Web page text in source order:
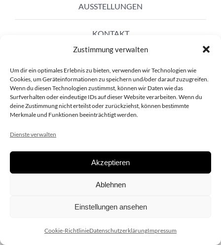
Zustimmung verwalten
Um dir ein optimales Erlebnis zu bieten, verwenden wir Technologien wie
Cookies, um Geräteinformationen zu speichern und/oder darauf zuzugreifen.
Wenn du diesen Technologien zustimmst, können wir Daten wie das
Surfverhalten oder eindeutige IDs auf dieser Website verarbeiten. Wenn du
deine Zustimmung nicht erteilst oder zurückziehst, können bestimmte
Merkmale und Funktionen beeinträchtigt werden.
Dienste verwalten
Akzeptieren
Ablehnen
Einstellungen ansehen
Cookie-RichtlinieDatenschutzerklärungImpressum
AUSSTELLUNGEN
KONTAKT
Copyright 2020 dieSCHAUsteller.at |Datenschützerklärung|
| Design:www.ARGEntur.at